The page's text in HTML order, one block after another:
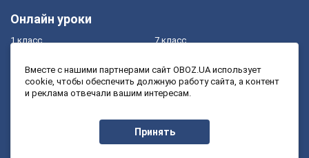
Онлайн уроки
1 класс
3 класс
7 класс
9 класс
Вместе с нашими партнерами сайт OBOZ.UA использует
cookie, чтобы обеспечить должную работу сайта, а контент
и реклама отвечали вашим интересам.
Принять